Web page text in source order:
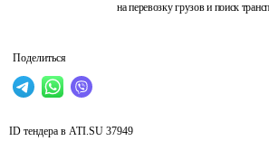
на перевозку грузов и поиск
Поделиться
ID тендера в ATI.SU 37949